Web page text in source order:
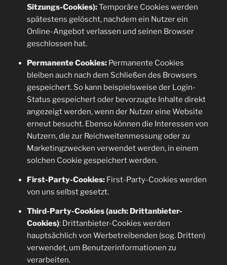
Sitzungs-Cookies):Temporäre Cookies werden
spätestens gelöscht, nachdem ein Nutzer ein
Online-Angebot verlassen und seinen Browser
geschlossen hat.
Permanente Cookies:Permanente Cookies
bleiben auch nach dem Schließen des Browsers
gespeichert. So kann beispielsweise der Login-
Status gespeichert oder bevorzugte Inhalte direkt
angezeigt werden, wenn der Nutzer eine Website
erneut besucht. Ebenso können die Interessen von
Nutzern, die zur Reichweitenmessung oder zu
Marketingzwecken verwendet werden, in einem
solchen Cookie gespeichert werden.
First-Party-Cookies:First-Party-Cookies werden
von uns selbst gesetzt.
Third-Party-Cookies (auch: Drittanbieter-
Cookies): Drittanbieter-Cookies werden
hauptsächlich von Werbetreibenden (sog. Dritten)
verwendet, um Benutzerinformationen zu
verarbeiten.